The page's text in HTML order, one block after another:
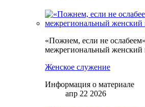
«Пожнем, если не
межрегиональный женский
Женское служение
Информация о материале
апр 22 2026